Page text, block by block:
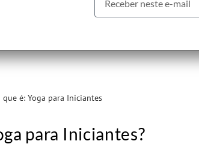
que é: Yoga para Iniciantes
para Iniciantes?